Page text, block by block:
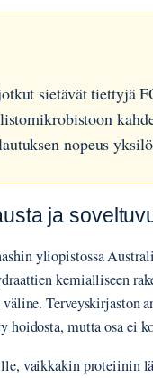
sietävät tiettyjä
nopeus
ja
yliopistossa
kemialliseen
Terveyskirjaston
hoidosta, mutta osa ei
vaikkakin proteiinin